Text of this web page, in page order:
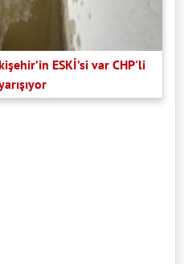
ESKİ’si var CHP'li